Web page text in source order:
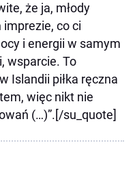
że ja, młody
imprezie, co ci
i energii w samym
wsparcie. To
Islandii piłka ręczna
więc nikt nie
(…)”.[/su_quote]